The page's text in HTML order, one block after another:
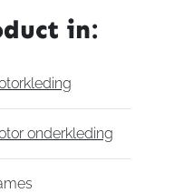
in:
onderkleding